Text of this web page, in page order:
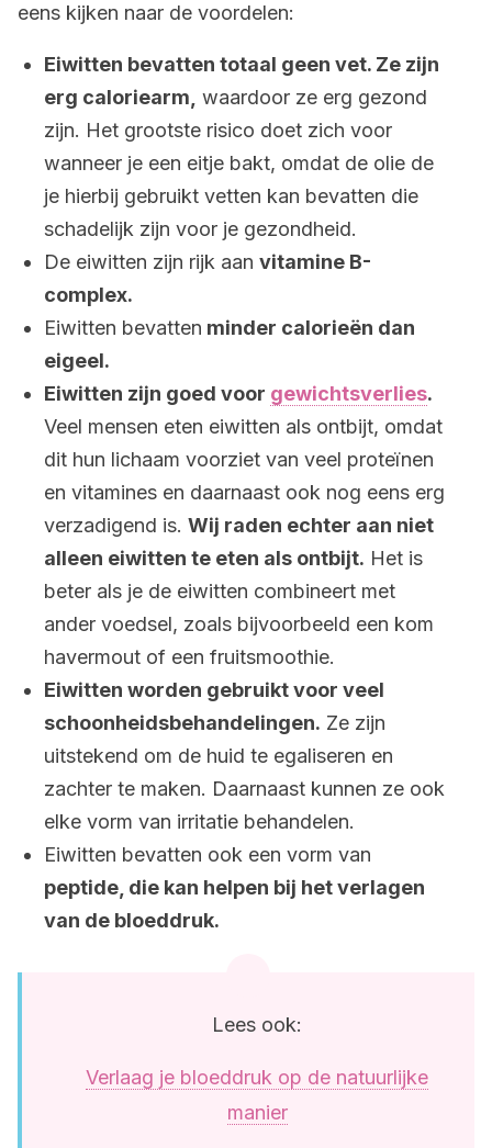
eens kijken naar de voordelen:
Eiwitten bevatten totaal geen vet. Ze zijn
erg caloriearm, waardoor ze erg gezond
zijn. Het grootste risico doet zich voor
wanneer je een eitje bakt, omdat de olie de
je hierbij gebruikt vetten kan bevatten die
schadelijk zijn voor je gezondheid.
De eiwitten zijn rijk aan vitamine B-
complex.
Eiwitten bevatten minder calorieën dan
eigeel.
Eiwitten zijn goed voor gewichtsverlies.
Veel mensen eten eiwitten als ontbijt, omdat
dit hun lichaam voorziet van veel proteïnen
en vitamines en daarnaast ook nog eens erg
verzadigend is. Wij raden echter aan niet
alleen eiwitten te eten als ontbijt. Het is
beter als je de eiwitten combineert met
ander voedsel, zoals bijvoorbeeld een kom
havermout of een fruitsmoothie.
Eiwitten worden gebruikt voor veel
schoonheidsbehandelingen. Ze zijn
uitstekend om de huid te egaliseren en
zachter te maken. Daarnaast kunnen ze ook
elke vorm van irritatie behandelen.
Eiwitten bevatten ook een vorm van
peptide, die kan helpen bij het verlagen
van de bloeddruk.
Lees ook:
Verlaag je bloeddruk op de natuurlijke
manier